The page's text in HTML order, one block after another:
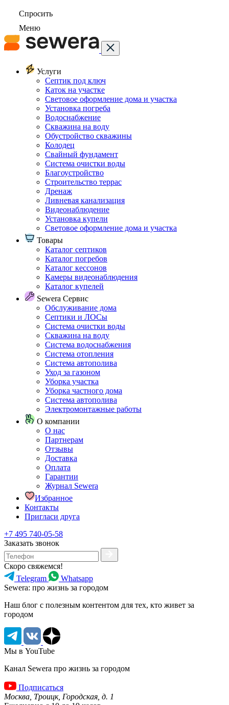
Спросить
Меню
Услуги
Септик под ключ
Каток на участке
Световое оформление дома и участка
Установка погреба
Водоснабжение
Скважина на воду
Обустройство скважины
Колодец
Свайный фундамент
Система очистки воды
Благоустройство
Строительство террас
Дренаж
Ливневая канализация
Видеонаблюдение
Установка купели
Световое оформление дома и участка
Товары
Каталог септиков
Каталог погребов
Каталог кессонов
Камеры видеонаблюдения
Каталог купелей
Sewera Сервис
Обслуживание дома
Септики и ЛОСы
Система очистки воды
Скважина на воду
Система водоснабжения
Система отопления
Система автополива
Уход за газоном
Уборка участка
Уборка частного дома
Система автополива
Электромонтажные работы
О компании
О нас
Партнерам
Отзывы
Доставка
Оплата
Гарантии
Журнал Sewera
Избранное
Контакты
Пригласи друга
+7 495 740-05-58
Заказать звонок
Скоро свяжемся!
Telegram
Whatsapp
Sewera: про жизнь за городом
Наш блог c полезным контентом для тех, кто живет за
городом
Мы в YouTube
Канал Sewera про жизнь за городом
Подписаться
Москва, Троицк, Городская, д. 1